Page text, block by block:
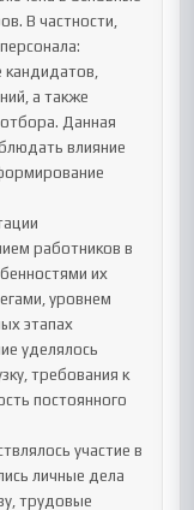
В частности,
кандидатов,
а также
Данная
влияние
работников в
их
уровнем
этапах
уделялось
требования к
постоянного
участие в
личные дела
трудовые